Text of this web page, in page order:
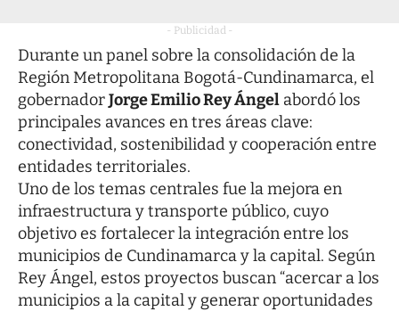
- Publicidad -
Durante un panel sobre la consolidación de la
Región Metropolitana Bogotá-Cundinamarca, el
gobernadorJorge Emilio Rey Ángel abordó los
principales avances en tres áreas clave:
conectividad, sostenibilidad y cooperación entre
entidades territoriales.
Uno de los temas centrales fue la mejora en
infraestructura y transporte público, cuyo
objetivo es fortalecer la integración entre los
municipios de Cundinamarca y la capital. Según
Rey Ángel, estos proyectos buscan “acercar a los
municipios a la capital y generar oportunidades